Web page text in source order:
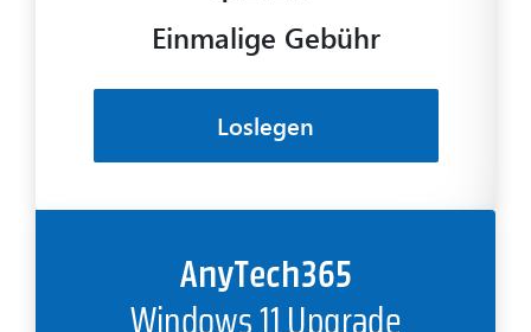
Einmalige Gebühr
Loslegen